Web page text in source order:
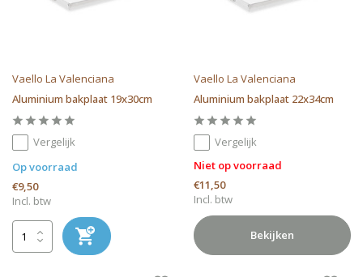
Vaello La Valenciana
Aluminium bakplaat 19x30cm
Vergelijk
Op voorraad
€9,50
Incl. btw
Vaello La Valenciana
Aluminium bakplaat 22x34cm
Vergelijk
Niet op voorraad
€11,50
Incl. btw
Bekijken